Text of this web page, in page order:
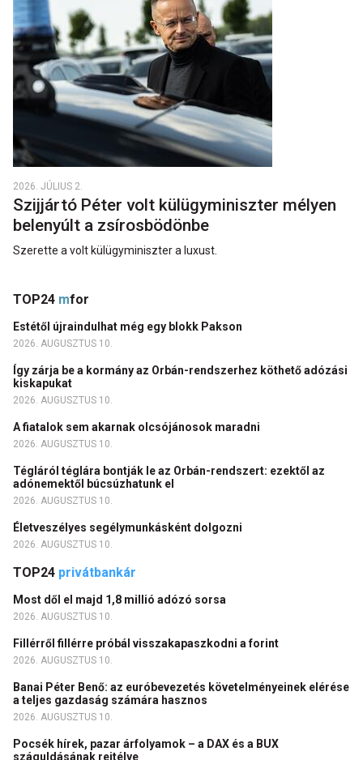
2026. JÚLIUS 2.
Szijjártó Péter volt külügyminiszter mélyen
belenyúlt a zsírosbödönbe
Szerette a volt külügyminiszter a luxust.
TOP24 mfor
Estétől újraindulhat még egy blokk Pakson
2026. AUGUSZTUS 10.
Így zárja be a kormány az Orbán-rendszerhez köthető adózási
kiskapukat
2026. AUGUSZTUS 10.
A fiatalok sem akarnak olcsójánosok maradni
2026. AUGUSZTUS 10.
Tégláról téglára bontják le az Orbán-rendszert: ezektől az
adónemektől búcsúzhatunk el
2026. AUGUSZTUS 10.
Életveszélyes segélymunkásként dolgozni
2026. AUGUSZTUS 10.
TOP24 privátbankár
Most dől el majd 1,8 millió adózó sorsa
2026. AUGUSZTUS 10.
Fillérről fillérre próbál visszakapaszkodni a forint
2026. AUGUSZTUS 10.
Banai Péter Benő: az euróbevezetés követelményeinek elérése
a teljes gazdaság számára hasznos
2026. AUGUSZTUS 10.
Pocsék hírek, pazar árfolyamok – a DAX és a BUX
száguldásának rejtélye